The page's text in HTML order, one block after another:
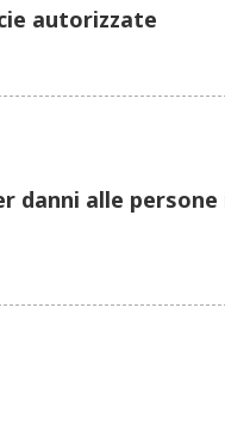
autorizzate
danni alle